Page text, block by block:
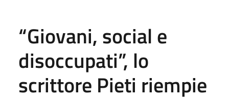
“Giovani, social e
disoccupati”, lo
scrittore Pieti riempie